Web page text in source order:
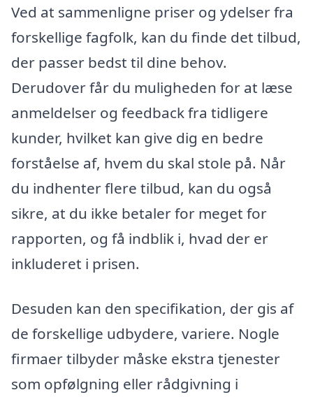
Ved at sammenligne priser og ydelser fra
forskellige fagfolk, kan du finde det tilbud,
der passer bedst til dine behov.
Derudover får du muligheden for at læse
anmeldelser og feedback fra tidligere
kunder, hvilket kan give dig en bedre
forståelse af, hvem du skal stole på. Når
du indhenter flere tilbud, kan du også
sikre, at du ikke betaler for meget for
rapporten, og få indblik i, hvad der er
inkluderet i prisen.
Desuden kan den specifikation, der gis af
de forskellige udbydere, variere. Nogle
firmaer tilbyder måske ekstra tjenester
som opfølgning eller rådgivning i